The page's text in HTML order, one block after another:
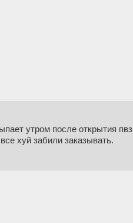
утром после открытия пвз
хуй забили заказывать.